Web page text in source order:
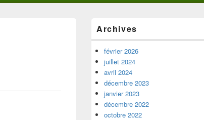
principale
de
widget
pour
barre
latérale
Archives
février 2026
juillet 2024
avril 2024
décembre 2023
janvier 2023
décembre 2022
octobre 2022